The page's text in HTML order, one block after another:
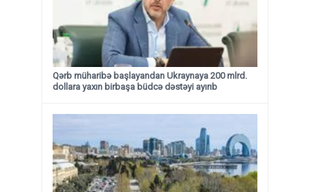
Qərb müharibə başlayandan Ukraynaya 200 mlrd.
dollara yaxın birbaşa büdcə dəstəyi ayırıb